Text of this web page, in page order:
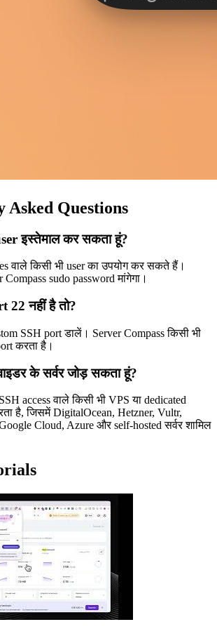
Asked Questions
इस्तेमाल कर सकता हूं?
वाले किसी भी user का उपयोग कर सकते हैं।
sudo password मांगेगा।
22 नहीं है तो?
SSH port डालें। Server Compass किसी भी
करता है।
के सर्वर जोड़ सकता हूं?
access वाले किसी भी VPS या dedicated
है, जिसमें DigitalOcean, Hetzner, Vultr,
Cloud, Azure और self-hosted सर्वर शामिल